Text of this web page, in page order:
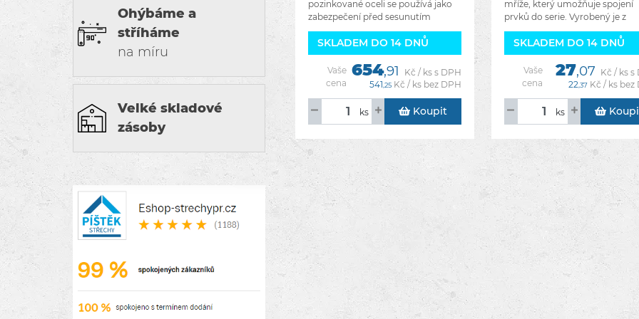
Ohýbáme a
stříháme
na míru
Velké skladové
zásoby
pozinkované oceli se používá jako
zabezpečení před sesunutím
velkého množství sněhu.
Zabezpečuje žlaby od odtrhnutí
nebo případné deformace velkým
SKLADEM DO 14 DNŮ
Vaše
cena
654,91
Kč / ks s DPH
541,25 Kč / ks bez DPH
ks Koupit
mříže, který umožňuje spojení
prvků do serie. Vyrobený je z
ocelového pozinkovaného
plechu. Výhody:Dvojitá ochrana
před korozí.Rýchlá a
SKLADEM DO 14 DNŮ
Vaše
cena
27,07 Kč / ks s
22,37 Kč / ks bez
ks